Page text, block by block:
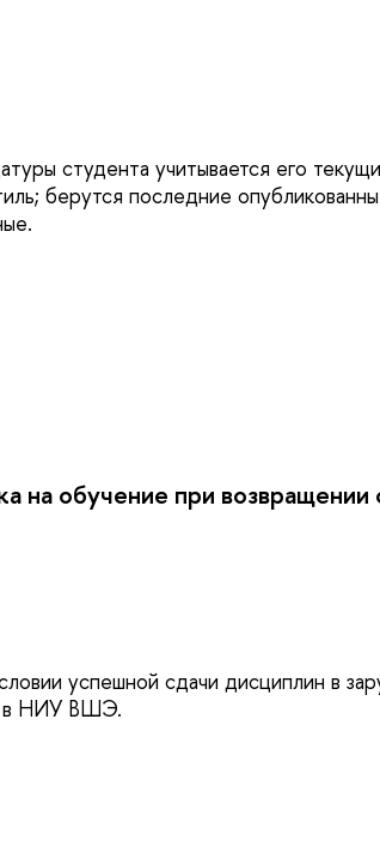
студента учитывается его
берутся последние
на обучение при
успешной сдачи дисциплин в
в НИУ ВШЭ.